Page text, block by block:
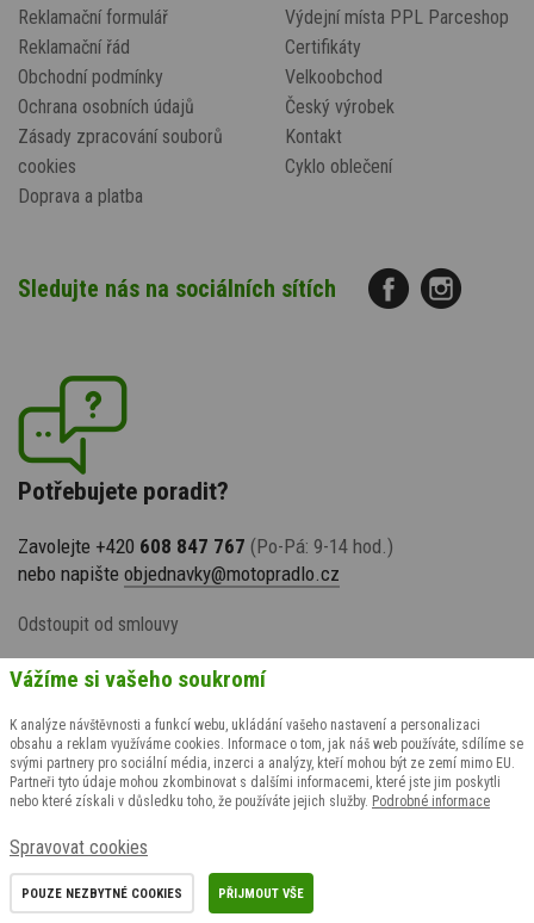
Reklamační formulář
Reklamační řád
Obchodní podmínky
Ochrana osobních údajů
Zásady zpracování souborů
cookies
Doprava a platba
Výdejní místa PPL Parceshop
Certifikáty
Velkoobchod
Český výrobek
Kontakt
Cyklo oblečení
Sledujte nás na sociálních sítích
Potřebujete poradit?
Zavolejte +420 608 847 767 (Po-Pá: 9-14 hod.)
nebo napište objednavky@motopradlo.cz
Odstoupit od smlouvy
Grafický návrh
Vážíme si vašeho soukromí
K analýze návštěvnosti a funkcí webu, ukládání vašeho nastavení a personalizaci
obsahu a reklam využíváme cookies. Informace o tom, jak náš web používáte, sdílíme se
svými partnery pro sociální média, inzerci a analýzy, kteří mohou být ze zemí mimo EU.
Partneři tyto údaje mohou zkombinovat s dalšími informacemi, které jste jim poskytli
nebo které získali v důsledku toho, že používáte jejich služby. Podrobné informace
Spravovat cookies
POUZE NEZBYTNÉ COOKIES PŘIJMOUT VŠE